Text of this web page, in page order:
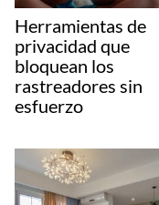
Herramientas de
privacidad que
bloquean los
rastreadores sin
esfuerzo